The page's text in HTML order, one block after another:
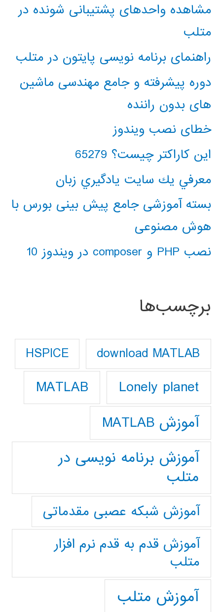
مشاهده واحدهای پشتیبانی شونده در
متلب
راهنمای برنامه نویسی پایتون در متلب
دوره پیشرفته و جامع مهندسی ماشین
های بدون راننده
خطای نصب ویندوز
این کاراکتر چیست؟ 65279
معرفي يك سايت يادگيري زبان
بسته آموزشی جامع پیش بینی بورس با
هوش مصنوعی
نصب PHP و composer در ویندوز 10
برچسب‌ها
download MATLAB
HSPICE
Lonely planet
MATLAB
آموزش MATLAB
آموزش برنامه نویسی در
متلب
آموزش شبکه عصبی مقدماتی
آموزش قدم به قدم نرم افزار
متلب
آموزش متلب